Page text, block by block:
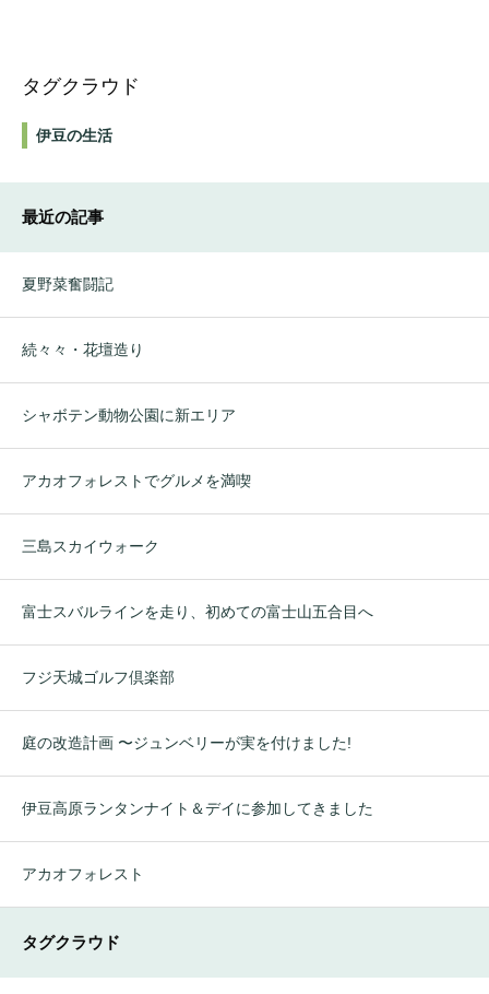
タグクラウド
伊豆の生活
最近の記事
夏野菜奮闘記
続々々・花壇造り
シャボテン動物公園に新エリア
アカオフォレストでグルメを満喫
三島スカイウォーク
富士スバルラインを走り、初めての富士山五合目へ
フジ天城ゴルフ倶楽部
庭の改造計画 〜ジュンベリーが実を付けました!
伊豆高原ランタンナイト＆デイに参加してきました
アカオフォレスト
タグクラウド